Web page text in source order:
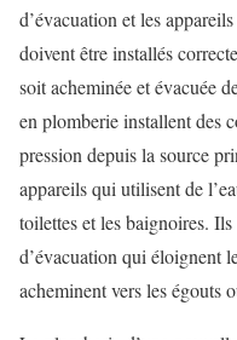
d’évacuation et les
doivent être installés
soit acheminée et évacuée
en plomberie installent des
pression depuis la source
appareils qui utilisent de
toilettes et les baignoires.
d’évacuation qui éloignent
acheminent vers les égouts